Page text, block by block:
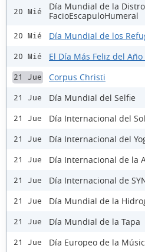
20 Mié
Día Mundial de la
FacioEscapuloHumeral
20 Mié Día Mundial de los
20 Mié El Día Más Feliz del Año
21 Jue Corpus Christi
21 Jue Día Mundial del Selfie
21 Jue Día Internacional del Sol
21 Jue Día Internacional del
21 Jue Día Internacional de la
21 Jue Día Internacional de
21 Jue Día Mundial de la
21 Jue Día Mundial de la Tapa
21 Jue Día Europeo de la